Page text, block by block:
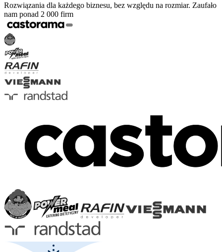
Rozwiązania dla każdego biznesu, bez względu na rozmiar. Zaufało
nam ponad 2 000 firm